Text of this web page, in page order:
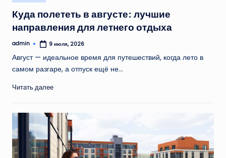
в
Куда полететь в августе: лучшие
направления для летнего отдыха
Запись
admin 9 июля, 2026
Август — идеальное время для путешествий, когда лето в
самом разгаре, а отпуск ещё не…
Читать далее